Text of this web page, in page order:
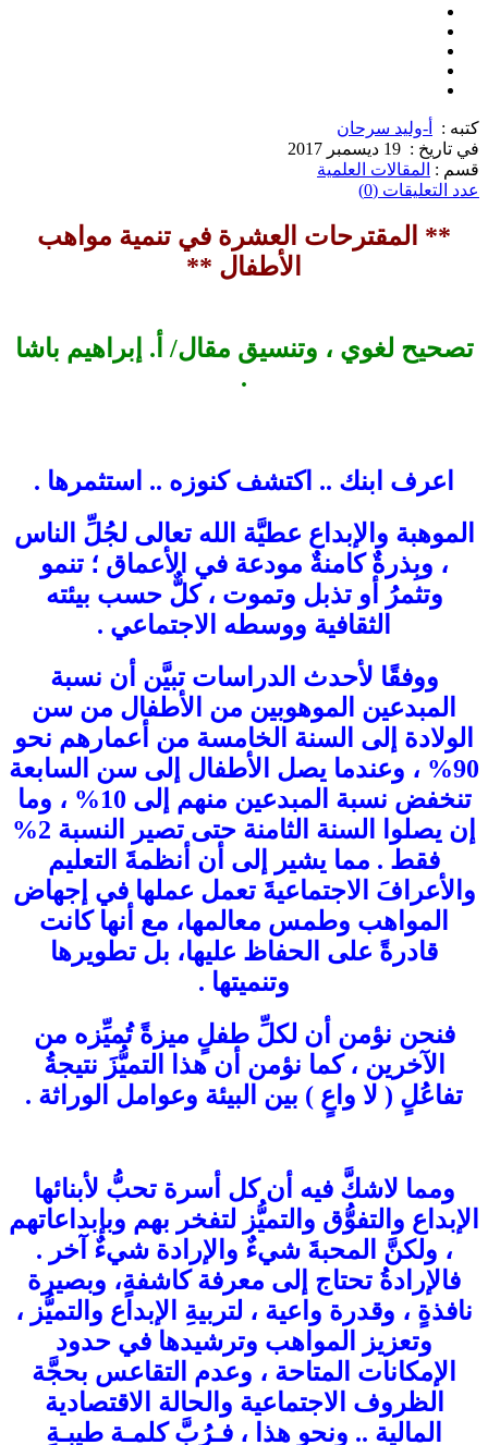
كتبه :
أ-وليد سرحان
في تاريخ : 19 ديسمبر 2017
قسم : المقالات العلمية
عدد التعليقات (0)
** المقترحات العشرة في تنمية مواهب
الأطفال **
تصحيح لغوي ، وتنسيق مقال/ أ. إبراهيم باشا
.
اعرف ابنك .. اكتشف كنوزه .. استثمرها .
الموهبة والإبداع عطيَّة الله تعالى لجُلِّ الناس
، وبِذرةٌ كامنةٌ مودعة في الأعماق ؛ تنمو
وتثمرُ أو تذبل وتموت ، كلٌّ حسب بيئته
الثقافية ووسطه الاجتماعي .
ووفقًا لأحدث الدراسات تبيَّن أن نسبة
المبدعين الموهوبين من الأطفال من سن
الولادة إلى السنة الخامسة من أعمارهم نحو
90% ، وعندما يصل الأطفال إلى سن السابعة
تنخفض نسبة المبدعين منهم إلى 10% ، وما
إن يصلوا السنة الثامنة حتى تصير النسبة 2%
فقط . مما يشير إلى أن أنظمةَ التعليم
والأعرافَ الاجتماعيةَ تعمل عملها في إجهاض
المواهب وطمس معالمها، مع أنها كانت
قادرةً على الحفاظ عليها، بل تطويرها
وتنميتها .
فنحن نؤمن أن لكلِّ طفلٍ ميزةً تُميِّزه من
الآخرين ، كما نؤمن أن هذا التميُّزَ نتيجةُ
تفاعُلٍ ( لا واعٍ ) بين البيئة وعوامل الوراثة .
ومما لاشكَّ فيه أن كل أسرة تحبُّ لأبنائها
الإبداع والتفوُّق والتميُّز لتفخر بهم وبإبداعاتهم
، ولكنَّ المحبةَ شيءٌ والإرادة شيءٌ آخر .
فالإرادةُ تحتاج إلى معرفة كاشفةٍ، وبصيرة
نافذةٍ ، وقدرة واعية ، لتربيةِ الإبداع والتميُّز ،
وتعزيز المواهب وترشيدها في حدود
الإمكانات المتاحة ، وعدم التقاعس بحجَّة
الظروف الاجتماعية والحالة الاقتصادية
المالية .. ونحو هذا ، فـرُبَّ كلمـة طيبـةٍ